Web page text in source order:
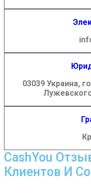
03039 Украина,
CashYou
Клиентов И